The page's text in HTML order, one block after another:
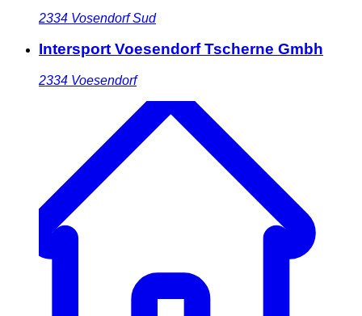
2334 Vosendorf Sud
Intersport Voesendorf Tscherne Gmbh
2334 Voesendorf